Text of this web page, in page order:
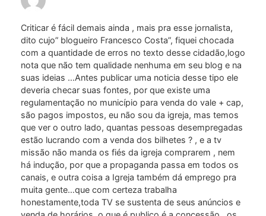
Criticar é fácil demais ainda , mais pra esse jornalista,
dito cujo” blogueiro Francesco Costa”, fiquei chocada
com a quantidade de erros no texto desse cidadão,logo
nota que não tem qualidade nenhuma em seu blog e na
suas ideias …Antes publicar uma noticia desse tipo ele
deveria checar suas fontes, por que existe uma
regulamentação no município para venda do vale + cap,
são pagos impostos, eu não sou da igreja, mas temos
que ver o outro lado, quantas pessoas desempregadas
estão lucrando com a venda dos bilhetes ? , e a tv
missão não manda os fiés da igreja comprarem , nem
há indução, por que a propaganda passa em todos os
canais, e outra coisa a Igreja também dá emprego pra
muita gente…que com certeza trabalha
honestamente,toda TV se sustenta de seus anúncios e